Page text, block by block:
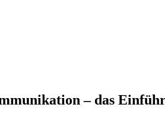
– das